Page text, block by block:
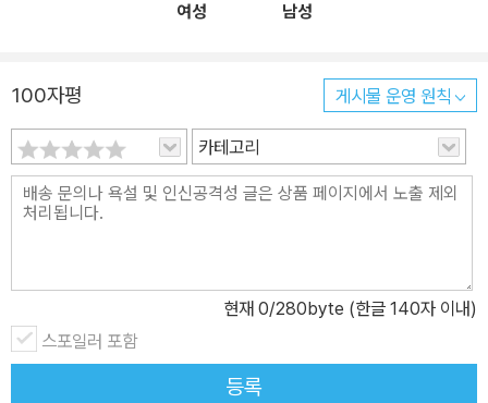
여성
남성
100자평 게시물 운영 원칙
카테고리
현재 0/280byte (한글 140자 이내)
스포일러 포함
등록